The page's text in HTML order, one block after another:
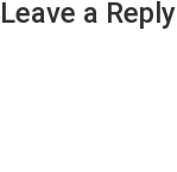
Leave a Reply